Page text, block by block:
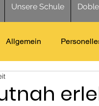
Unsere Schule
Allgemein